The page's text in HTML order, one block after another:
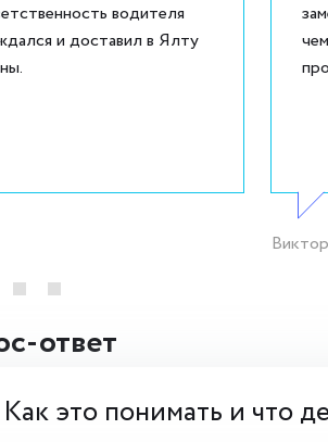
водителя
и доставил в Ялту
ответ
это понимать и что